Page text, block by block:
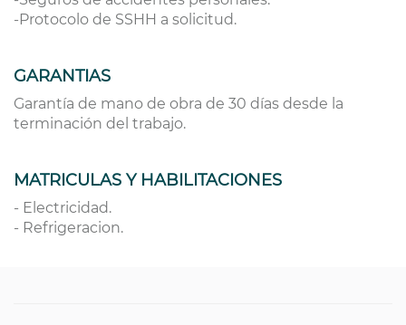
-Protocolo de SSHH a solicitud.
GARANTIAS
Garantía de mano de obra de 30 días desde la
terminación del trabajo.
MATRICULAS Y HABILITACIONES
- Electricidad.
- Refrigeracion.